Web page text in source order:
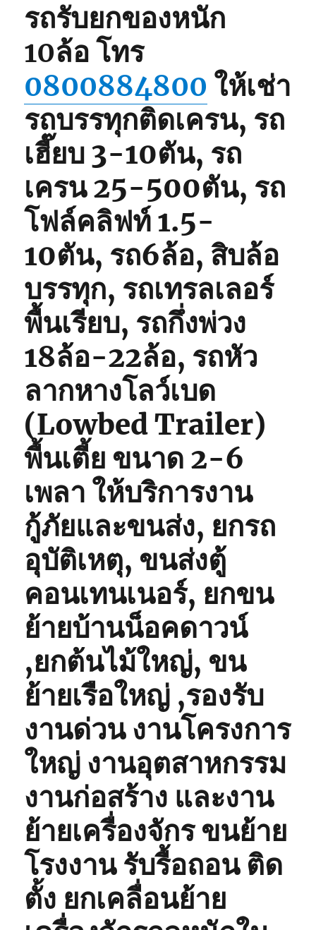
รถรับยกของหนัก
10ล้อ โทร
0800884800 ให้เช่า
รถบรรทุกติดเครน, รถ
เฮี๊ยบ 3-10ตัน, รถ
เครน 25-500ตัน, รถ
โฟล์คลิฟท์ 1.5-
10ตัน, รถ6ล้อ, สิบล้อ
บรรทุก, รถเทรลเลอร์
พื้นเรียบ, รถกึ่งพ่วง
18ล้อ-22ล้อ, รถหัว
ลากหางโลว์เบด
(Lowbed Trailer)
พื้นเตี้ย ขนาด 2-6
เพลา ให้บริการงาน
กู้ภัยและขนส่ง, ยกรถ
อุบัติเหตุ, ขนส่งตู้
คอนเทนเนอร์, ยกขน
ย้ายบ้านน็อคดาวน์
,ยกต้นไม้ใหญ่, ขน
ย้ายเรือใหญ่ ,รองรับ
งานด่วน งานโครงการ
ใหญ่ งานอุตสาหกรรม
งานก่อสร้าง และงาน
ย้ายเครื่องจักร ขนย้าย
โรงงาน รับรื้อถอน ติด
ตั้ง ยกเคลื่อนย้าย